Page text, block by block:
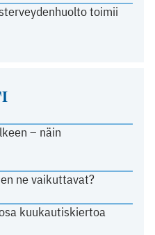
toimii
– näin
ne vaikuttavat?
kuukautiskiertoa